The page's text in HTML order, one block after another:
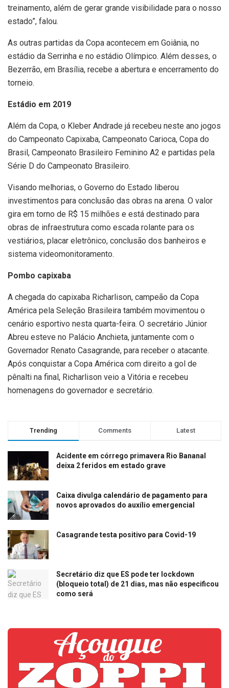
treinamento, além de gerar grande visibilidade para o nosso
estado”, falou.
As outras partidas da Copa acontecem em Goiânia, no
estádio da Serrinha e no estádio Olímpico. Além desses, o
Bezerrão, em Brasília, recebe a abertura e encerramento do
torneio.
Estádio em 2019
Além da Copa, o Kleber Andrade já recebeu neste ano jogos
do Campeonato Capixaba, Campeonato Carioca, Copa do
Brasil, Campeonato Brasileiro Feminino A2 e partidas pela
Série D do Campeonato Brasileiro.
Visando melhorias, o Governo do Estado liberou
investimentos para conclusão das obras na arena. O valor
gira em torno de R$ 15 milhões e está destinado para
obras de infraestrutura como escada rolante para os
vestiários, placar eletrônico, conclusão dos banheiros e
sistema videomonitoramento.
Pombo capixaba
A chegada do capixaba Richarlison, campeão da Copa
América pela Seleção Brasileira também movimentou o
cenário esportivo nesta quarta-feira. O secretário Júnior
Abreu esteve no Palácio Anchieta, juntamente com o
Governador Renato Casagrande, para receber o atacante.
Após conquistar a Copa América com direito a gol de
pênalti na final, Richarlison veio a Vitória e recebeu
homenagens do governador e secretário.
Trending Comments Latest
Acidente em córrego primavera Rio Bananal
deixa 2 feridos em estado grave
Caixa divulga calendário de pagamento para
novos aprovados do auxílio emergencial
Casagrande testa positivo para Covid-19
Secretário diz que ES pode ter lockdown
(bloqueio total) de 21 dias, mas não especificou
como será